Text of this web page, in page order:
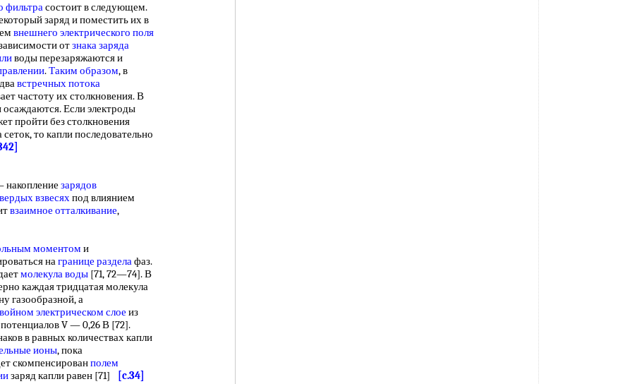
фильтрасостоит в следующем.
заряд и поместить их в
внешнего электрического поля
отзнака заряда
воды перезаряжаются и
.Таким образом, в
встречных потока
частоту их столкновения. В
Если электроды
пройти без столкновения
то капли последовательно
зарядов
взвесяхпод влиянием
взаимное отталкивание,
моментом и
награнице разделафаз.
молекула воды [71, 72—74]. В
каждая тридцатая молекула
газообразной, а
электрическом слое из
V — 0,26 В [72].
в равных количествах капли
ионы, пока
скомпенсированполем
заряд капли равен [71]
[c.34]